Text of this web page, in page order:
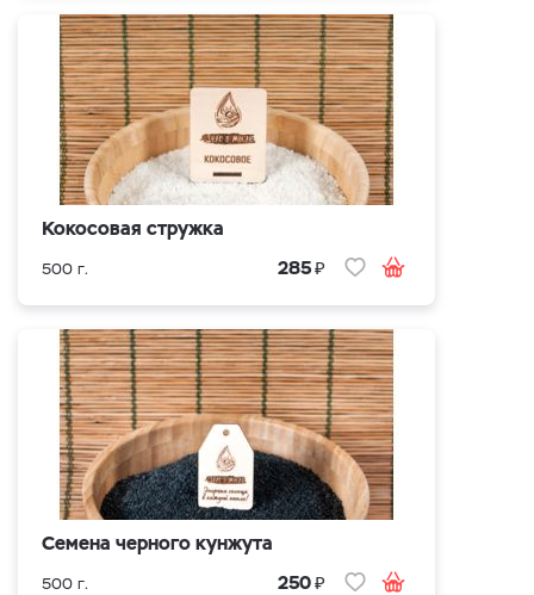
Кокосовая стружка
500 г. 285₽
Семена черного кунжута
500 г. 250₽